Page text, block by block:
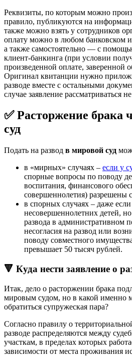
Реквизиты, по которым можно
правило, публикуются на
также можно взять у сотрудников
оплату можно в любом банковском
а также самостоятельно — с
клиент-банкинга (при условии
произведенной оплате,
Оригинал квитанции нужно
разводе вместе с остальными
случае заявление рассматриваться не
✅ Расторжение брака
суд
Подать на развод в мировой суд
в «мирных» случаях – если у
спорные вопросы по поводу
воспитания, финансового
совершеннолетия) разрешены
в спорных случаях – даже
несовершеннолетних детей,
развода в административном
несогласия на развод или
поводу совместного
превышает 50 тысяч рублей.
🔻 Куда нести заявление о
Итак, дело о расторжении брака
мировым судом, но в какой именно
обратиться супружеская пара?
Согласно правилу о
разводе распределяются между
участкам, в пределах которых
зависимости от места проживания